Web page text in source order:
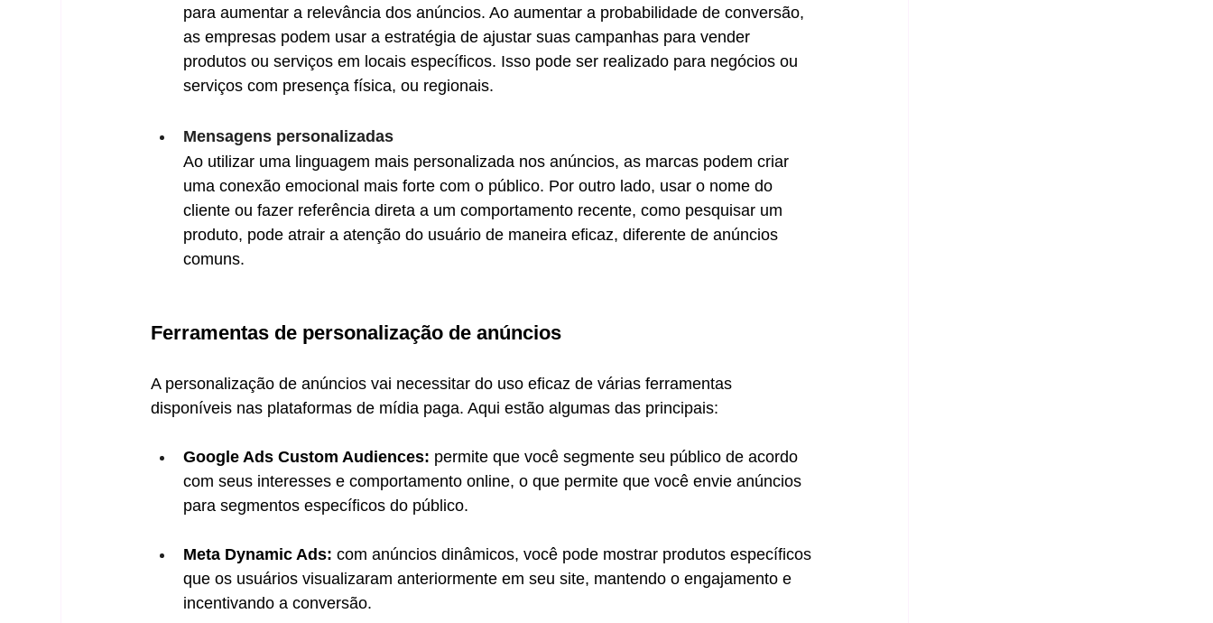
para aumentar a relevância dos anúncios. Ao aumentar a probabilidade de conversão,
as empresas podem usar a estratégia de ajustar suas campanhas para vender
produtos ou serviços em locais específicos. Isso pode ser realizado para negócios ou
serviços com presença física, ou regionais.
Mensagens personalizadas
Ao utilizar uma linguagem mais personalizada nos anúncios, as marcas podem criar
uma conexão emocional mais forte com o público. Por outro lado, usar o nome do
cliente ou fazer referência direta a um comportamento recente, como pesquisar um
produto, pode atrair a atenção do usuário de maneira eficaz, diferente de anúncios
comuns.
Ferramentas de personalização de anúncios
A personalização de anúncios vai necessitar do uso eficaz de várias ferramentas
disponíveis nas plataformas de mídia paga. Aqui estão algumas das principais:
Google Ads Custom Audiences: permite que você segmente seu público de acordo
com seus interesses e comportamento online, o que permite que você envie anúncios
para segmentos específicos do público.
Meta Dynamic Ads: com anúncios dinâmicos, você pode mostrar produtos específicos
que os usuários visualizaram anteriormente em seu site, mantendo o engajamento e
incentivando a conversão.